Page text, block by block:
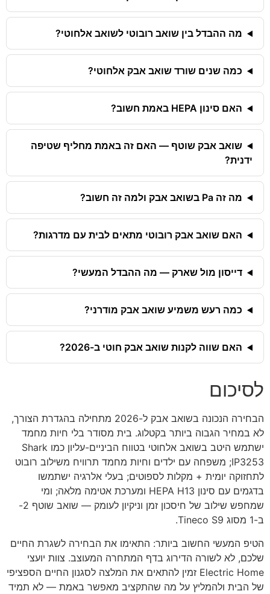
מה ההבדל בין שואב רובוטי לשואב אלחוטי?
כמה שנים שורד שואב אבק אלחוטי?
האם סינון HEPA באמת חשוב?
שואב אבק שוטף — האם זה באמת מחליף שטיפה
ידנית?
מה זה Pa בשואב אבק ולמה זה חשוב?
האם שואב אבק רובוטי מתאים לבית עם מדרגות?
דייסון מול שארק — מה ההבדל המעשי?
כמה רעש משמיע שואב אבק מודרני?
האם שווה לקנות שואב אבק חוטי ב-2026?
לסיכום
הבחירה הנכונה בשואב אבק ל-2026 מתחילה בהגדרת הצורך,
לא במחיר הגבוה ביותר בקטלוג. בית מסודר בלי חיות מחמד
ישתמש היטב בשואב אלחוטי בטווח הביניים-עליון כמו Shark
IP3253; משפחה עם ילדים וחיות מחמד תרוויח משילוב רובוט
לתחזוקה יומית + מקלות לספוטים; בעלי אלרגיה ישתמשו
בדגמים עם סינון HEPA H13 ומערכת אטימה מלאה; ומי
שמחפש שילוב של חיסכון זמן וניקיון לעומק — שואב שוטף 2-
ב-1 מסוג Tineco S9.
הטיפ המעשי החשוב ביותר: התאימו את הבחירה לשגרת החיים
שלכם, לא לשורה הדירוג בדף המתחרה המעוצב. צוות יועצי
Electric Home זמין להתאים את המלצה לסגנון החיים הספציפי
של הבית ולהמליץ על מה שהתקציב מאפשר באמת — לא תמיד